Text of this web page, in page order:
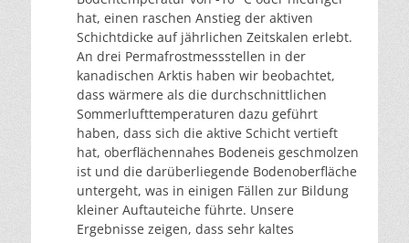
hat, einen raschen Anstieg der aktiven
Schichtdicke auf jährlichen Zeitskalen erlebt.
An drei Permafrostmessstellen in der
kanadischen Arktis haben wir beobachtet,
dass wärmere als die durchschnittlichen
Sommerlufttemperaturen dazu geführt
haben, dass sich die aktive Schicht vertieft
hat, oberflächennahes Bodeneis geschmolzen
ist und die darüberliegende Bodenoberfläche
untergeht, was in einigen Fällen zur Bildung
kleiner Auftauteiche führte. Unsere
Ergebnisse zeigen, dass sehr kaltes